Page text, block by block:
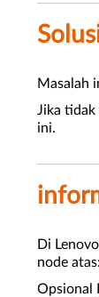
Masalah
Jika tidak
ini.
Di
node
Opsional